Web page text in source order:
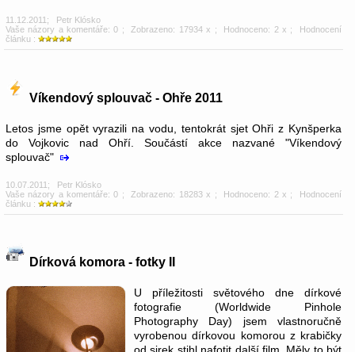
11.12.2011 ; Petr Klósko
Vaše názory a komentáře: 0 ; Zobrazeno: 17934 x ; Hodnoceno: 2 x ; Hodnocení
článku :
Víkendový splouvač - Ohře 2011
Letos jsme opět vyrazili na vodu, tentokrát sjet Ohři z Kynšperka
do Vojkovic nad Ohří. Součástí akce nazvané "Víkendový
splouvač"
10.07.2011 ; Petr Klósko
Vaše názory a komentáře: 0 ; Zobrazeno: 18283 x ; Hodnoceno: 2 x ; Hodnocení
článku :
Dírková komora - fotky II
U příležitosti světového dne dírkové
fotografie (Worldwide Pinhole
Photography Day) jsem vlastnoručně
vyrobenou dírkovou komorou z krabičky